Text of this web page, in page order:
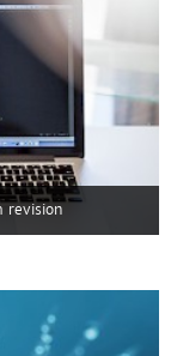
revision